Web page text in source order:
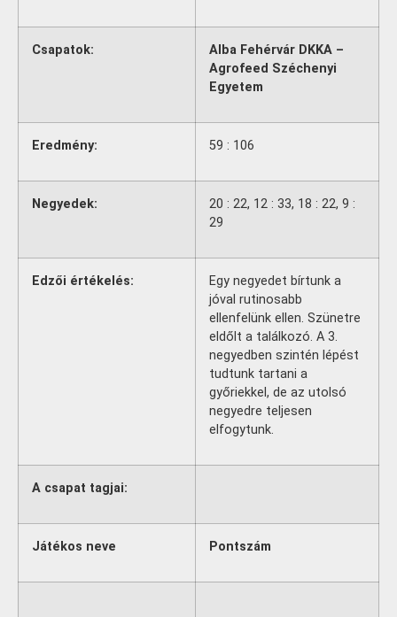
Csapatok:
Alba Fehérvár DKKA –
Agrofeed Széchenyi
Egyetem
Eredmény: 59 : 106
Negyedek:
20 : 22, 12 : 33, 18 : 22, 9 :
29
Edzői értékelés:
Egy negyedet bírtunk a
jóval rutinosabb
ellenfelünk ellen. Szünetre
eldőlt a találkozó. A 3.
negyedben szintén lépést
tudtunk tartani a
győriekkel, de az utolsó
negyedre teljesen
elfogytunk.
A csapat tagjai:
Játékos neve Pontszám